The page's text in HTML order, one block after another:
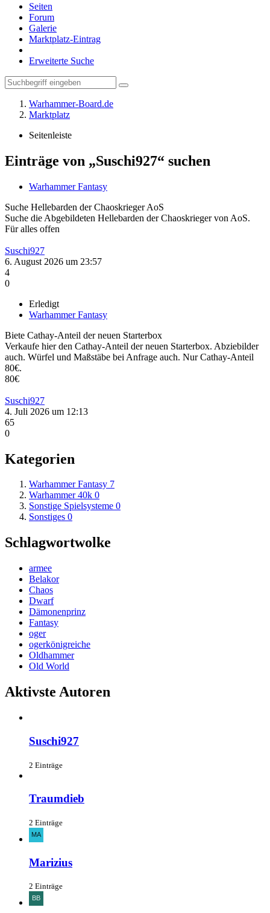
Seiten
Forum
Galerie
Marktplatz-Eintrag
Erweiterte Suche
Warhammer-Board.de
Marktplatz
Seitenleiste
Einträge von „Suschi927“ suchen
Warhammer Fantasy
Suche Hellebarden der Chaoskrieger AoS
Suche die Abgebildeten Hellebarden der Chaoskrieger von AoS.
Für alles offen
Suschi927
6. August 2026 um 23:57
4
0
Erledigt
Warhammer Fantasy
Biete Cathay-Anteil der neuen Starterbox
Verkaufe hier den Cathay-Anteil der neuen Starterbox. Abziebilder
auch. Würfel und Maßstäbe bei Anfrage auch. Nur Cathay-Anteil
80€.
80€
Suschi927
4. Juli 2026 um 12:13
65
0
Kategorien
Warhammer Fantasy 7
Warhammer 40k 0
Sonstige Spielsysteme 0
Sonstiges 0
Schlagwortwolke
armee
Belakor
Chaos
Dwarf
Dämonenprinz
Fantasy
oger
ogerkönigreiche
Oldhammer
Old World
Aktivste Autoren
Suschi927
2 Einträge
Traumdieb
2 Einträge
Marizius
2 Einträge